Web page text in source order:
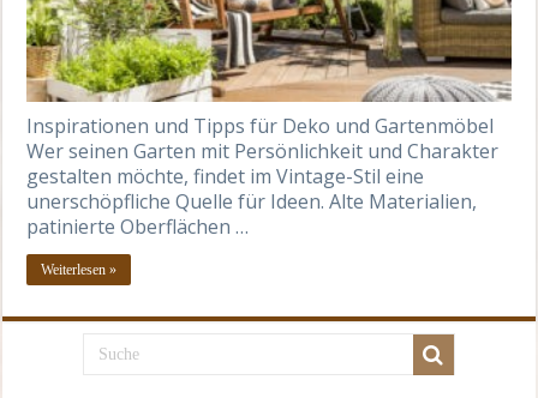
Inspirationen und Tipps für Deko und Gartenmöbel
Wer seinen Garten mit Persönlichkeit und Charakter
gestalten möchte, findet im Vintage-Stil eine
unerschöpfliche Quelle für Ideen. Alte Materialien,
patinierte Oberflächen …
Weiterlesen »